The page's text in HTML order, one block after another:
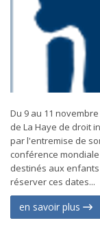
Du 9 au 11
de La Haye de droit
par l'entremise de
conférence
destinés aux
réserver ces dates...
en savoir plus